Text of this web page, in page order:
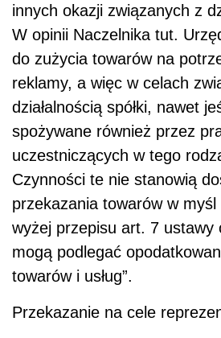
innych okazji związanych z
W opinii Naczelnika tut.
do zużycia towarów na
reklamy, a więc w celach
działalnością spółki, nawet
spożywane również przez
uczestniczących w tego
Czynności te nie stanowią
przekazania towarów w myśl
wyżej przepisu art. 7 ustawy
mogą podlegać
towarów i usług”.
Przekazanie na cele